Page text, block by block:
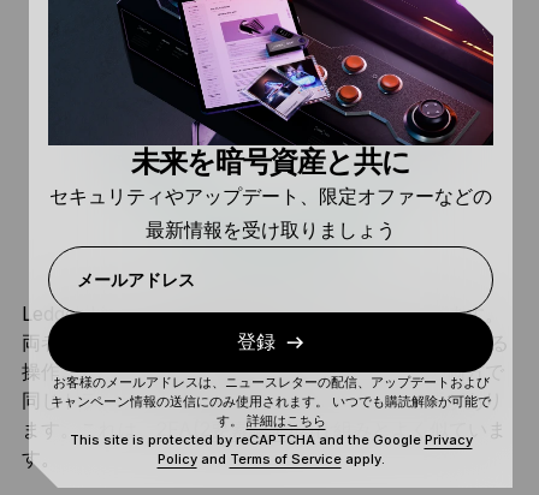
Ledger Liveは、Nanoの購入時に必ず付属しています。
両者は表裏一体の関係にあります。 たとえば、実行する
操作ごとに、Ledger WalletとNanoウォレットの両方で
同じトランザクションを確認および承認する必要があり
ます。これは、
2FA(2要素認証)の仕組みとよく似ていま
す。
未来を暗号資産と共に
セキュリティやアップデート、限定オファーなどの
最新情報を受け取りましょう
メールアドレス
登録
お客様のメールアドレスは、ニュースレターの配信、アップデートおよび
キャンペーン情報の送信にのみ使用されます。 いつでも購読解除が可能で
す。 詳細はこちら
This site is protected by reCAPTCHA and the Google Privacy
Policyand Terms of Serviceapply.